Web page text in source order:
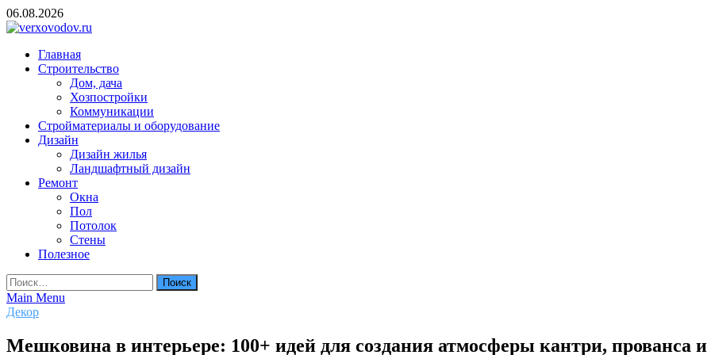
Skip
to
06.08.2026
verxovodov.ru
Ремонт и строительство
Главная
Строительство
Дом, дача
Хозпостройки
Коммуникации
Стройматериалы и оборудование
Дизайн
Дизайн жилья
Ландшафтный дизайн
Ремонт
Окна
Пол
Потолок
Стены
Полезное
Найти:
Main Menu
Декор
Мешковина в интерьере: 100+ идей для создания атмосферы кантри, прованса и